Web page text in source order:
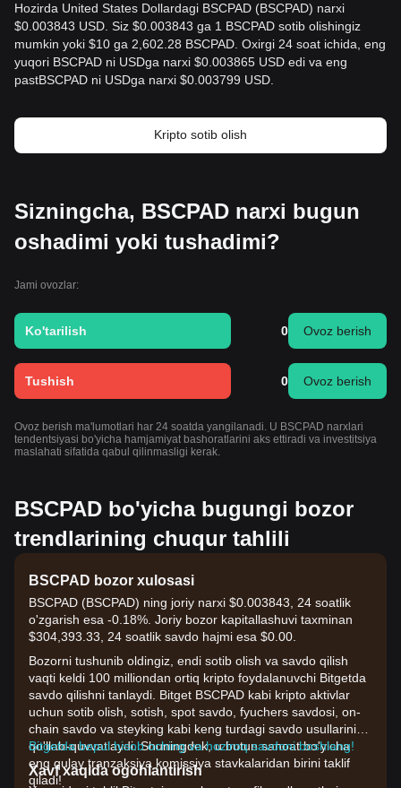
Hozirda United States Dollardagi BSCPAD (BSCPAD) narxi
$0.003843 USD. Siz $0.003843 ga 1 BSCPAD sotib olishingiz
mumkin yoki $10 ga 2,602.28 BSCPAD. Oxirgi 24 soat ichida, eng
yuqori BSCPAD ni USDga narxi $0.003865 USD edi va eng
pastBSCPAD ni USDga narxi $0.003799 USD.
Kripto sotib olish
Sizningcha, BSCPAD narxi bugun
oshadimi yoki tushadimi?
Jami ovozlar:
Ko'tarilish 0 Ovoz berish
Tushish 0 Ovoz berish
Ovoz berish ma'lumotlari har 24 soatda yangilanadi. U BSCPAD narxlari
tendentsiyasi bo'yicha hamjamiyat bashoratlarini aks ettiradi va investitsiya
maslahati sifatida qabul qilinmasligi kerak.
BSCPAD bo'yicha bugungi bozor
trendlarining chuqur tahlili
BSCPAD bozor xulosasi
BSCPAD (BSCPAD) ning joriy narxi $0.003843, 24 soatlik
o'zgarish esa -0.18%. Joriy bozor kapitallashuvi taxminan
$304,393.33, 24 soatlik savdo hajmi esa $0.00.
Bozorni tushunib oldingiz, endi sotib olish va savdo qilish
vaqti keldi 100 milliondan ortiq kripto foydalanuvchi Bitgetda
savdo qilishni tanlaydi. Bitget BSCPAD kabi kripto aktivlar
uchun sotib olish, sotish, spot savdo, fyuchers savdosi, on-
chain savdo va steyking kabi keng turdagi savdo usullarini
qo'llab-quvvatlaydi. Shuningdek, u butun sanoat bo'yicha
eng qulay tranzaksiya komissiya stavkalaridan birini taklif
qiladi!
Bitgetda bepul hisob oching va hoziroq savdoni boshlang!
Xavf xaqida ogohlantirish